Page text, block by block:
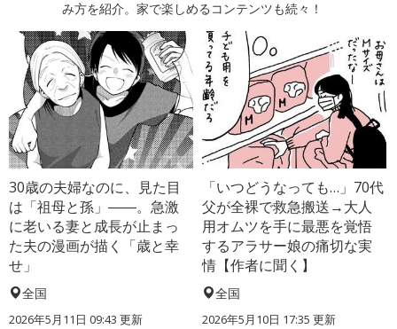
み方を紹介。家で楽しめるコンテンツも続々！
30歳の夫婦なのに、見た目
は「祖母と孫」――。急激
に老いる妻と成長が止まっ
た夫の漫画が描く「歳と幸
せ」
全国
2026年5月11日 09:43 更新
「いつどうなっても…」70代
父が全裸で救急搬送→大人
用オムツを手に最悪を覚悟
するアラサー娘の痛切な実
情【作者に聞く】
全国
2026年5月10日 17:35 更新